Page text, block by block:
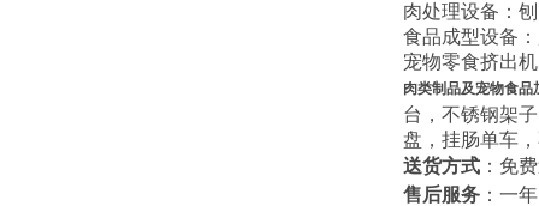
肉处理设备：
食品成型设备
宠物零食挤出
肉类制品及宠物食品
台，不锈钢架
盘，挂肠单车
送货方式 ：免
售后服务 ：一